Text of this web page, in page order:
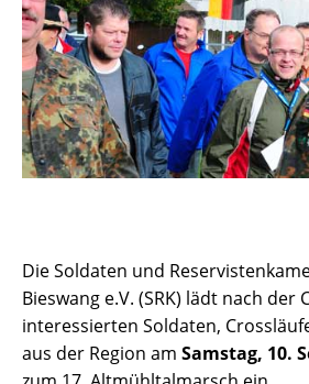
Die Soldaten und
Bieswang e.V. (SRK) lädt nach der
interessierten Soldaten,
aus der Region am Samstag, 10.